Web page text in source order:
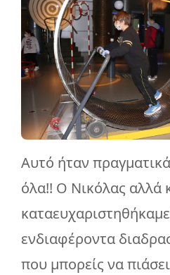
Αυτό ήταν
όλα!! Ο Νικόλας αλλά
ενδιαφέροντα
που μπορείς να